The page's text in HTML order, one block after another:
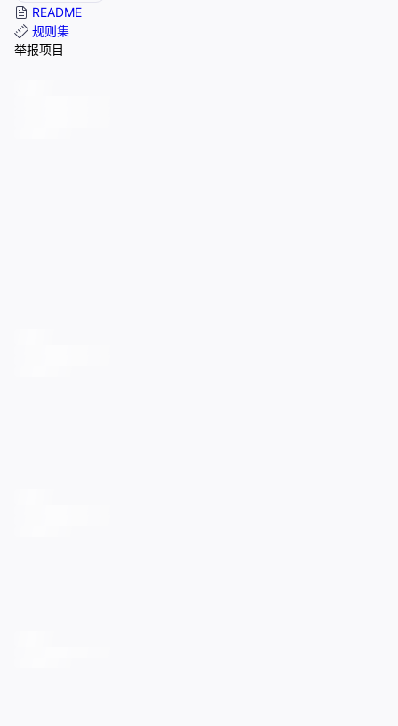
README
规则集
举报项目